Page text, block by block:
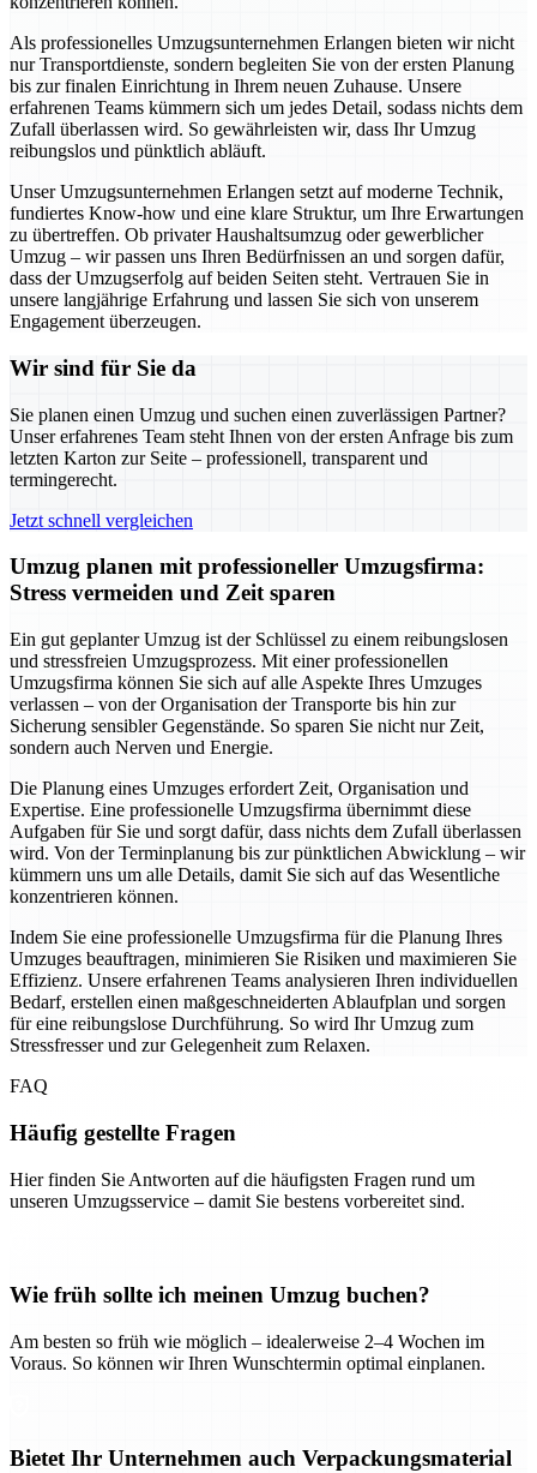
Als professionelles Umzugsunternehmen Erlangen bieten wir nicht
nur Transportdienste, sondern begleiten Sie von der ersten Planung
bis zur finalen Einrichtung in Ihrem neuen Zuhause. Unsere
erfahrenen Teams kümmern sich um jedes Detail, sodass nichts dem
Zufall überlassen wird. So gewährleisten wir, dass Ihr Umzug
reibungslos und pünktlich abläuft.
Unser Umzugsunternehmen Erlangen setzt auf moderne Technik,
fundiertes Know-how und eine klare Struktur, um Ihre Erwartungen
zu übertreffen. Ob privater Haushaltsumzug oder gewerblicher
Umzug – wir passen uns Ihren Bedürfnissen an und sorgen dafür,
dass der Umzugserfolg auf beiden Seiten steht. Vertrauen Sie in
unsere langjährige Erfahrung und lassen Sie sich von unserem
Engagement überzeugen.
Wir sind für Sie da
Sie planen einen Umzug und suchen einen zuverlässigen Partner?
Unser erfahrenes Team steht Ihnen von der ersten Anfrage bis zum
letzten Karton zur Seite – professionell, transparent und
termingerecht.
Jetzt schnell vergleichen
Umzug planen mit professioneller Umzugsfirma:
Stress vermeiden und Zeit sparen
Ein gut geplanter Umzug ist der Schlüssel zu einem reibungslosen
und stressfreien Umzugsprozess. Mit einer professionellen
Umzugsfirma können Sie sich auf alle Aspekte Ihres Umzuges
verlassen – von der Organisation der Transporte bis hin zur
Sicherung sensibler Gegenstände. So sparen Sie nicht nur Zeit,
sondern auch Nerven und Energie.
Die Planung eines Umzuges erfordert Zeit, Organisation und
Expertise. Eine professionelle Umzugsfirma übernimmt diese
Aufgaben für Sie und sorgt dafür, dass nichts dem Zufall überlassen
wird. Von der Terminplanung bis zur pünktlichen Abwicklung – wir
kümmern uns um alle Details, damit Sie sich auf das Wesentliche
konzentrieren können.
Indem Sie eine professionelle Umzugsfirma für die Planung Ihres
Umzuges beauftragen, minimieren Sie Risiken und maximieren Sie
Effizienz. Unsere erfahrenen Teams analysieren Ihren individuellen
Bedarf, erstellen einen maßgeschneiderten Ablaufplan und sorgen
für eine reibungslose Durchführung. So wird Ihr Umzug zum
Stressfresser und zur Gelegenheit zum Relaxen.
FAQ
Häufig gestellte Fragen
Hier finden Sie Antworten auf die häufigsten Fragen rund um
unseren Umzugsservice – damit Sie bestens vorbereitet sind.
Wie früh sollte ich meinen Umzug buchen?
Am besten so früh wie möglich – idealerweise 2–4 Wochen im
Voraus. So können wir Ihren Wunschtermin optimal einplanen.
Bietet Ihr Unternehmen auch Verpackungsmaterial